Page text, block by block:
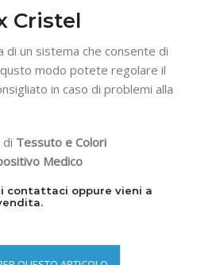
Cristel
di un sistema che consente di
modo potete regolare il
in caso di problemi alla
Tessuto e Colori
Medico
contattaci oppure vieni a